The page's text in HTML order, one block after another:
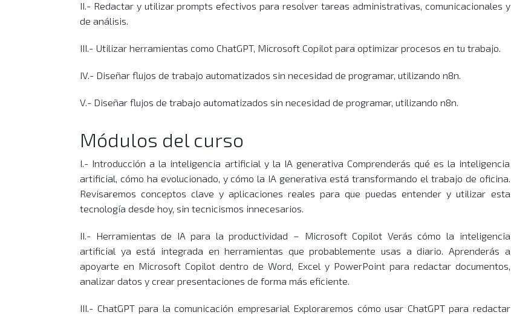
II.- Redactar y utilizar prompts efectivos para resolver tareas administrativas, comunicacionales y
de análisis.
III.- Utilizar herramientas como ChatGPT, Microsoft Copilot para optimizar procesos en tu trabajo.
IV.- Diseñar flujos de trabajo automatizados sin necesidad de programar, utilizando n8n.
V.- Diseñar flujos de trabajo automatizados sin necesidad de programar, utilizando n8n.
Módulos del curso
I.- Introducción a la inteligencia artificial y la IA generativa Comprenderás qué es la inteligencia
artificial, cómo ha evolucionado, y cómo la IA generativa está transformando el trabajo de oficina.
Revisaremos conceptos clave y aplicaciones reales para que puedas entender y utilizar esta
tecnología desde hoy, sin tecnicismos innecesarios.
II.- Herramientas de IA para la productividad – Microsoft Copilot Verás cómo la inteligencia
artificial ya está integrada en herramientas que probablemente usas a diario. Aprenderás a
apoyarte en Microsoft Copilot dentro de Word, Excel y PowerPoint para redactar documentos,
analizar datos y crear presentaciones de forma más eficiente.
III.- ChatGPT para la comunicación empresarial Exploraremos cómo usar ChatGPT para redactar